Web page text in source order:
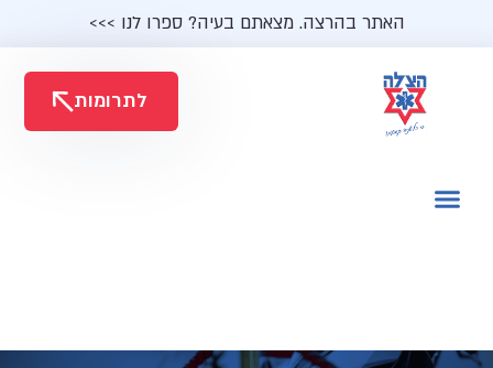
האתר בהרצה. מצאתם בעיה? ספרו לנו >>>
לתרומות